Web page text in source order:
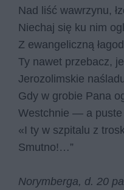
Nad liść wawrzynu,
Niechaj się ku nim
Z ewangeliczną
Ty nawet przebacz,
Jerozolimskie
Gdy w grobie Pana
Westchnie — a puste
«I ty w szpitalu z
Smutno!…”
Norymberga, d. 20